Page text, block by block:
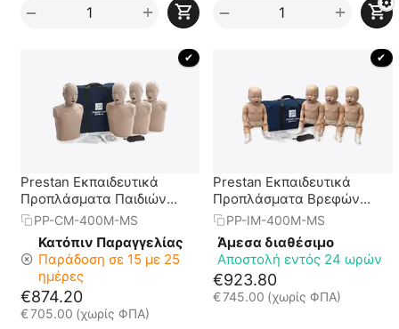
+
− +
−
✔
Prestan Εκπαιδευτικά
Προπλάσματα Παιδιών
(Πακέτο των 4)
PP-CM-400M-MS
Κατόπιν Παραγγελίας
Παράδοση σε 15 με 25
ημέρες
€874.20
€705.00 (χωρίς ΦΠΑ)
✔
Prestan Εκπαιδευτικά
Προπλάσματα Βρεφών
(Πακέτο των 4)
PP-IM-400M-MS
Άμεσα διαθέσιμο
Αποστολή εντός 24 ωρών
€923.80
€745.00 (χωρίς ΦΠΑ)